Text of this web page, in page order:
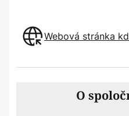
Webová stránka
O